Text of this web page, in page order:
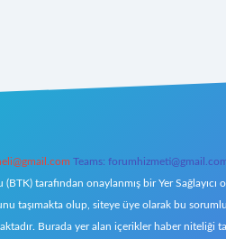
Teams:
tarafından onaylanmış bir Yer
taşımakta olup, siteye üye olarak bu
Burada yer alan içerikler haber